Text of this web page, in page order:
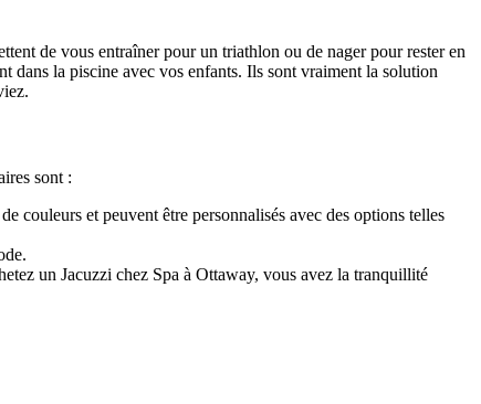
de vous entraîner pour un triathlon ou de nager pour rester en
dans la piscine avec vos enfants. Ils sont vraiment la solution
sont :
couleurs et peuvent être personnalisés avec des options telles
un Jacuzzi chez Spa à Ottaway, vous avez la tranquillité